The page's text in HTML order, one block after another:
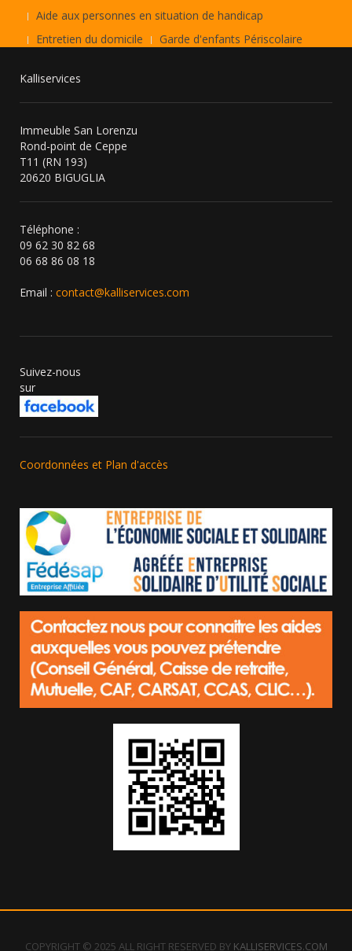
Aide aux personnes en situation de handicap
Entretien du domicile
Garde d'enfants Périscolaire
Kalliservices
Immeuble San Lorenzu
Rond-point de Ceppe
T11 (RN 193)
20620 BIGUGLIA
Téléphone :
09 62 30 82 68
06 68 86 08 18
Email : contact@kalliservices.com
Suivez-nous
sur
Coordonnées et Plan d'accès
COPYRIGHT © 2025 ALL RIGHT RESERVED BY KALLISERVICES.COM